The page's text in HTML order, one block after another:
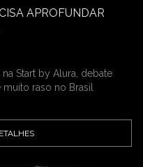
APROFUNDAR
Start by Alura, debate
raso no Brasil